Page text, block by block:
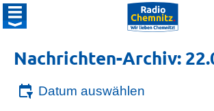
Nachrichten-Archiv:
Datum auswählen